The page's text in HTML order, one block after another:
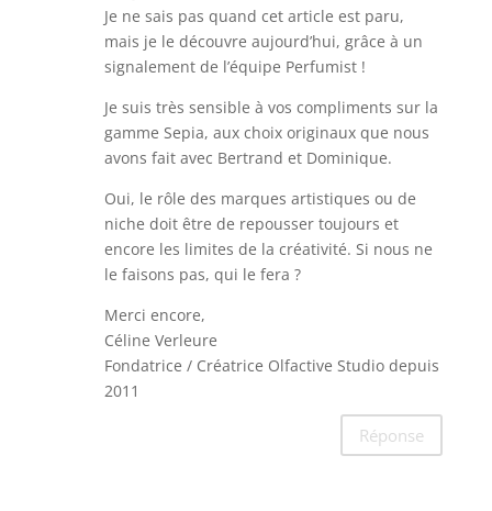
Je ne sais pas quand cet article est paru,
mais je le découvre aujourd’hui, grâce à un
signalement de l’équipe Perfumist !
Je suis très sensible à vos compliments sur la
gamme Sepia, aux choix originaux que nous
avons fait avec Bertrand et Dominique.
Oui, le rôle des marques artistiques ou de
niche doit être de repousser toujours et
encore les limites de la créativité. Si nous ne
le faisons pas, qui le fera ?
Merci encore,
Céline Verleure
Fondatrice / Créatrice Olfactive Studio depuis
2011
Réponse